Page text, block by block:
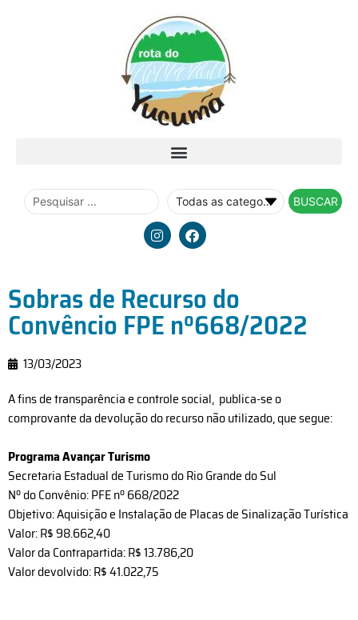
BUSCAR
Sobras de Recurso do
Convêncio FPE nº668/2022
13/03/2023
A fins de transparência e controle social, publica-se o
comprovante da devolução do recurso não utilizado, que segue:
Programa Avançar Turismo
Secretaria Estadual de Turismo do Rio Grande do Sul
Nº do Convênio: PFE nº 668/2022
Objetivo: Aquisição e Instalação de Placas de Sinalização Turística
Valor: R$ 98.662,40
Valor da Contrapartida: R$ 13.786,20
Valor devolvido: R$ 41.022,75